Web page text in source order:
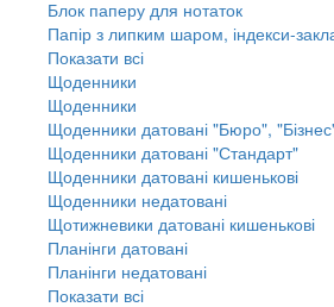
Блок паперу для нотаток
Папір з липким шаром, індекси-
Показати всі
Щоденники
Щоденники
Щоденники датовані "Бюро",
Щоденники датовані "Стандарт"
Щоденники датовані кишенькові
Щоденники недатовані
Щотижневики датовані кишенькові
Планінги датовані
Планінги недатовані
Показати всі